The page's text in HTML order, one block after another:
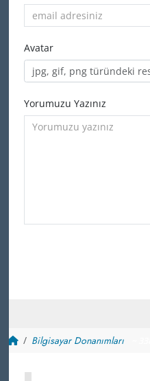
Avatar
jpg, gif, png türündeki
Yorumuzu Yazınız
Bilgisayar Donanımları